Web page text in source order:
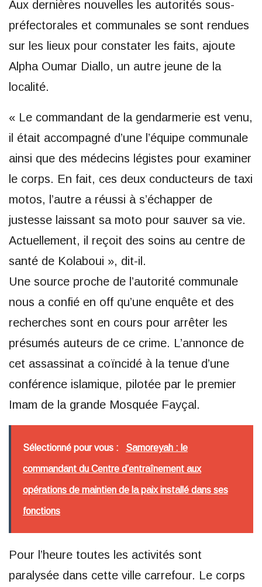
Aux dernières nouvelles les autorités sous-
préfectorales et communales se sont rendues
sur les lieux pour constater les faits, ajoute
Alpha Oumar Diallo, un autre jeune de la
localité.
« Le commandant de la gendarmerie est venu,
il était accompagné d’une l’équipe communale
ainsi que des médecins légistes pour examiner
le corps. En fait, ces deux conducteurs de taxi
motos, l’autre a réussi à s’échapper de
justesse laissant sa moto pour sauver sa vie.
Actuellement, il reçoit des soins au centre de
santé de Kolaboui », dit-il.
Une source proche de l’autorité communale
nous a confié en off qu’une enquête et des
recherches sont en cours pour arrêter les
présumés auteurs de ce crime. L’annonce de
cet assassinat a coïncidé à la tenue d’une
conférence islamique, pilotée par le premier
Imam de la grande Mosquée Fayçal.
Sélectionné pour vous : Samoreyah : le
commandant du Centre d’entraînement aux
opérations de maintien de la paix installé dans ses
fonctions
Pour l’heure toutes les activités sont
paralysée dans cette ville carrefour. Le corps